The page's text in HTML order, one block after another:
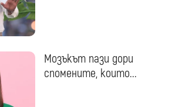
Мозъкът пази дори
спомените, които...